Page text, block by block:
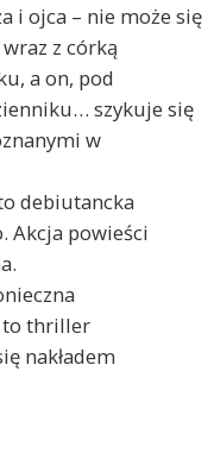
i ojca – nie może się
z córką
a on, pod
szykuje się
w
debiutancka
Akcja powieści
to thriller
nakładem